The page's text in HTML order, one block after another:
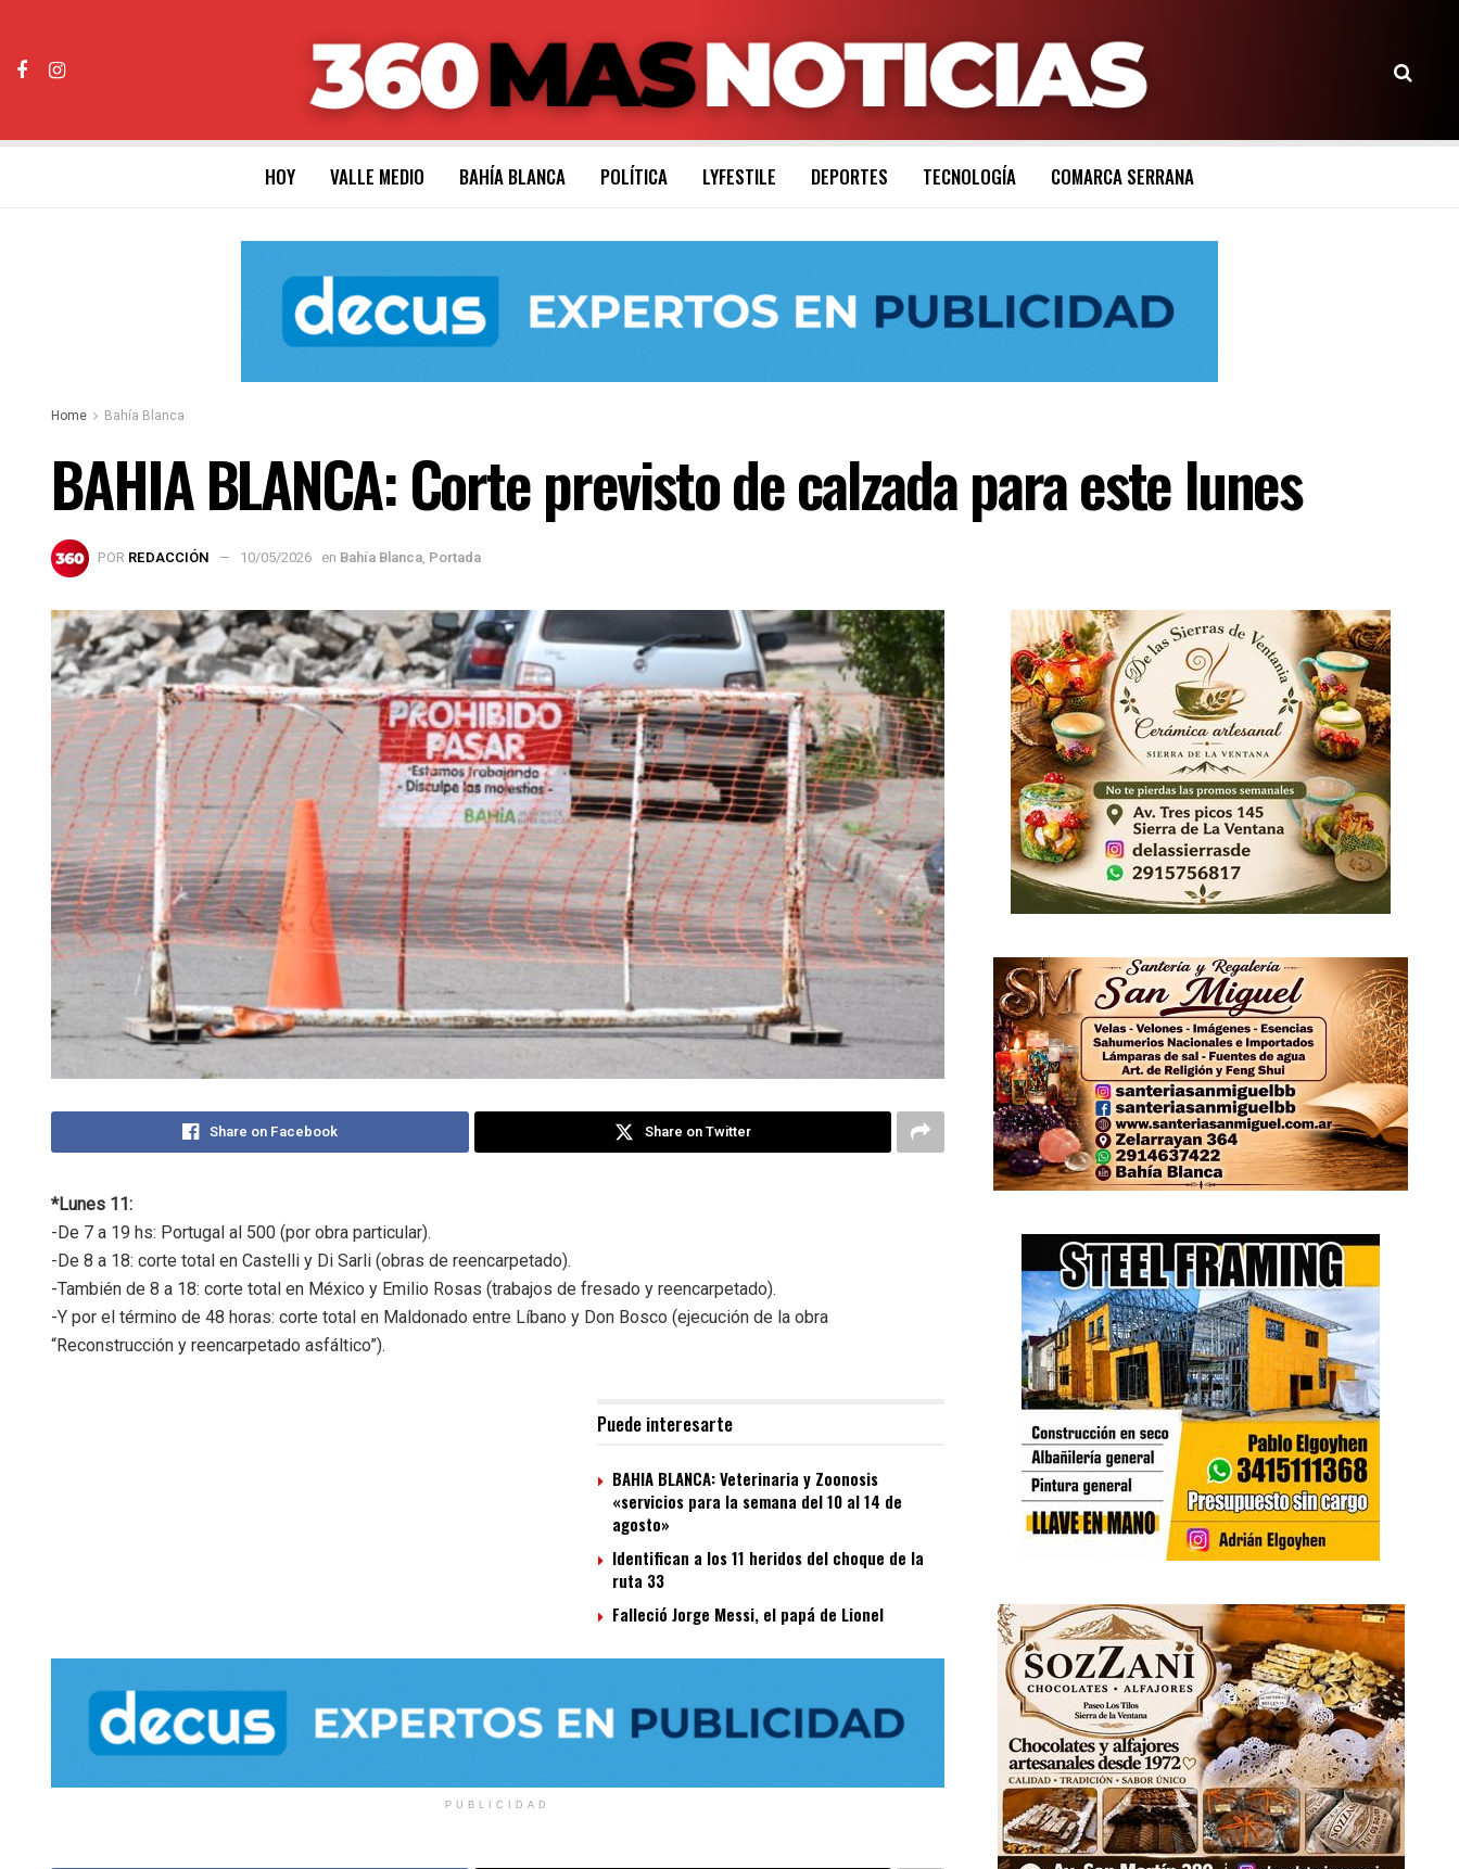
HOY VALLE MEDIO BAHÍA BLANCA POLÍTICA LYFESTILE DEPORTES TECNOLOGÍA COMARCA SERRANA
Home Bahía Blanca
BAHIA BLANCA: Corte previsto de calzada para este lunes
POR REDACCIÓN 10/05/2026 en Bahía Blanca, Portada
Share on Facebook Share on Twitter
*Lunes 11:
-De 7 a 19 hs: Portugal al 500 (por obra particular).
-De 8 a 18: corte total en Castelli y Di Sarli (obras de reencarpetado).
-También de 8 a 18: corte total en México y Emilio Rosas (trabajos de fresado y reencarpetado).
-Y por el término de 48 horas: corte total en Maldonado entre Líbano y Don Bosco (ejecución de la obra
“Reconstrucción y reencarpetado asfáltico”).
Puede interesarte
BAHIA BLANCA: Veterinaria y Zoonosis
«servicios para la semana del 10 al 14 de
agosto»
Identifican a los 11 heridos del choque de la
ruta 33
Falleció Jorge Messi, el papá de Lionel
PUBLICIDAD